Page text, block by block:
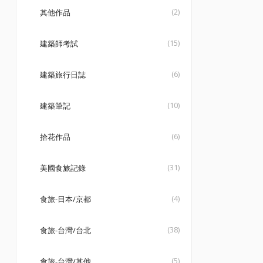
其他作品 (2)
建築師考試 (15)
建築旅行日誌 (6)
建築筆記 (10)
拾花作品 (6)
美國食旅記錄 (31)
食旅-日本/京都 (4)
食旅-台灣/台北 (38)
(5)